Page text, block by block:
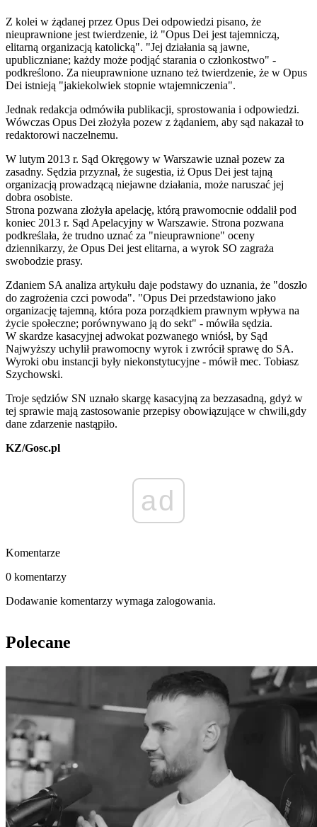
Z kolei w żądanej przez Opus Dei odpowiedzi pisano, że
nieuprawnione jest twierdzenie, iż "Opus Dei jest tajemniczą,
elitarną organizacją katolicką". "Jej działania są jawne,
upubliczniane; każdy może podjąć starania o członkostwo" -
podkreślono. Za nieuprawnione uznano też twierdzenie, że w Opus
Dei istnieją "jakiekolwiek stopnie wtajemniczenia".
Jednak redakcja odmówiła publikacji, sprostowania i odpowiedzi.
Wówczas Opus Dei złożyła pozew z żądaniem, aby sąd nakazał to
redaktorowi naczelnemu.
W lutym 2013 r. Sąd Okręgowy w Warszawie uznał pozew za
zasadny. Sędzia przyznał, że sugestia, iż Opus Dei jest tajną
organizacją prowadzącą niejawne działania, może naruszać jej
dobra osobiste.
Strona pozwana złożyła apelację, którą prawomocnie oddalił pod
koniec 2013 r. Sąd Apelacyjny w Warszawie. Strona pozwana
podkreślała, że trudno uznać za "nieuprawnione" oceny
dziennikarzy, że Opus Dei jest elitarna, a wyrok SO zagraża
swobodzie prasy.
Zdaniem SA analiza artykułu daje podstawy do uznania, że "doszło
do zagrożenia czci powoda". "Opus Dei przedstawiono jako
organizację tajemną, która poza porządkiem prawnym wpływa na
życie społeczne; porównywano ją do sekt" - mówiła sędzia.
W skardze kasacyjnej adwokat pozwanego wniósł, by Sąd
Najwyższy uchylił prawomocny wyrok i zwrócił sprawę do SA.
Wyroki obu instancji były niekonstytucyjne - mówił mec. Tobiasz
Szychowski.
Troje sędziów SN uznało skargę kasacyjną za bezzasadną, gdyż w
tej sprawie mają zastosowanie przepisy obowiązujące w chwili,gdy
dane zdarzenie nastąpiło.
KZ/Gosc.pl
ad
Komentarze
0 komentarzy
Dodawanie komentarzy wymaga zalogowania.
Polecane